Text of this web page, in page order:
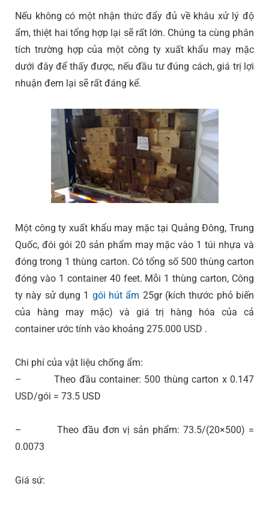
Nếu không có một nhận thức đẩy đủ về khâu xử lý độ
ẩm, thiệt hai tổng hợp lại sẽ rất lớn. Chúng ta cùng phân
tích trường hợp của một công ty xuất khẩu may mặc
dưới đây để thấy được, nếu đầu tư đúng cách, giá trị lợi
nhuận đem lại sẽ rất đáng kể.
Một công ty xuất khẩu may mặc tại Quảng Đông, Trung
Quốc, đói gói 20 sản phẩm may mặc vào 1 túi nhựa và
đóng trong 1 thùng carton. Có tổng số 500 thùng carton
đóng vào 1 container 40 feet. Mỗi 1 thùng carton, Công
ty này sử dụng 1 gói hút ẩm 25gr (kích thước phỏ biến
của hàng may mặc) và giá trị hàng hóa của cả
container ước tính vào khoảng 275.000 USD .
Chi phí của vật liệu chống ẩm:
– Theo đầu container: 500 thùng carton x 0.147
USD/gói = 73.5 USD
– Theo đầu đơn vị sản phẩm: 73.5/(20×500) =
0.0073
Giá sứ: